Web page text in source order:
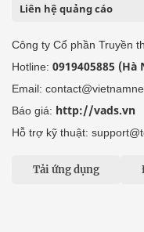
Liên hệ quảng cáo
Công ty Cổ phần Truyền
Hotline: 0919405885 (Hà
Email:
Báo giá: http://vads.vn
Hỗ trợ kỹ thuật:
Tải ứng dụng